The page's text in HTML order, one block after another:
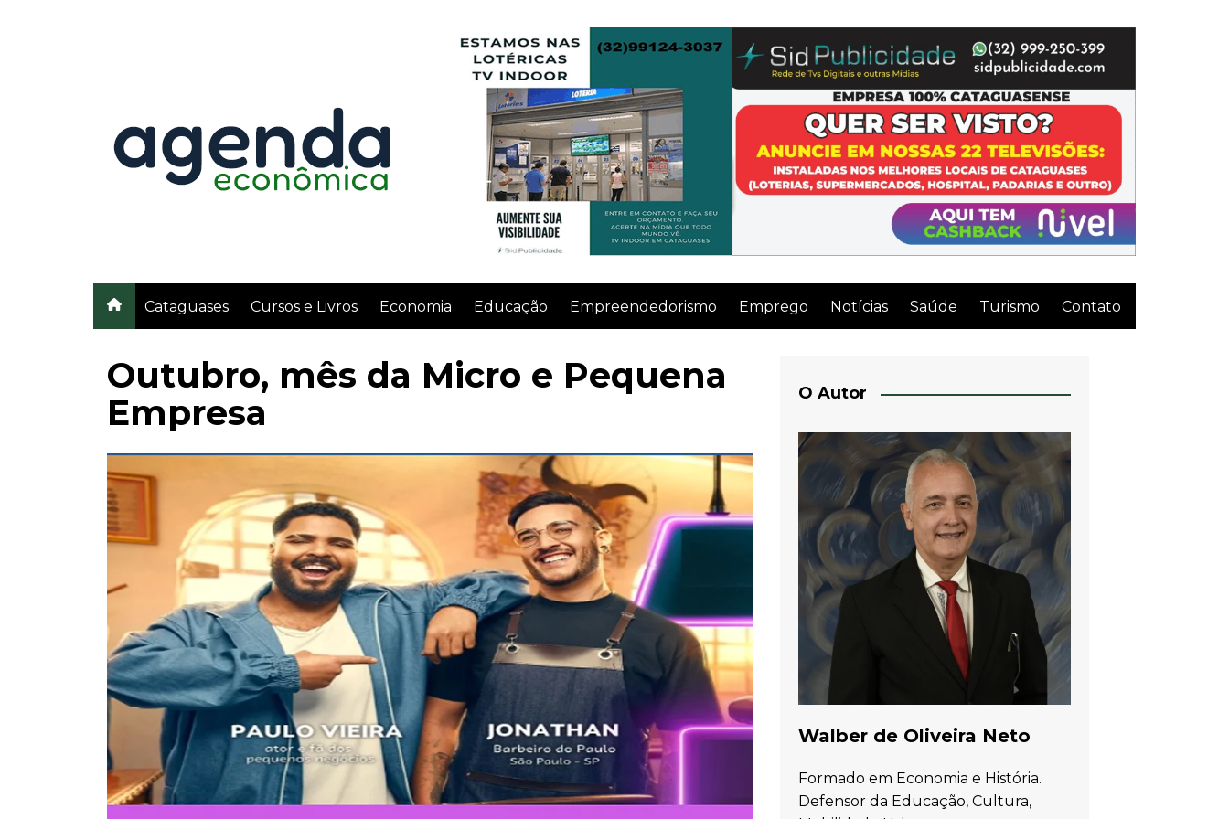
Cataguases Cursos e Livros Economia Educação Empreendedorismo Emprego Notícias Saúde Turismo Contato
Outubro, mês da Micro e Pequena
Empresa
O Autor
Walber de Oliveira Neto
Formado em Economia e História.
Defensor da Educação, Cultura,